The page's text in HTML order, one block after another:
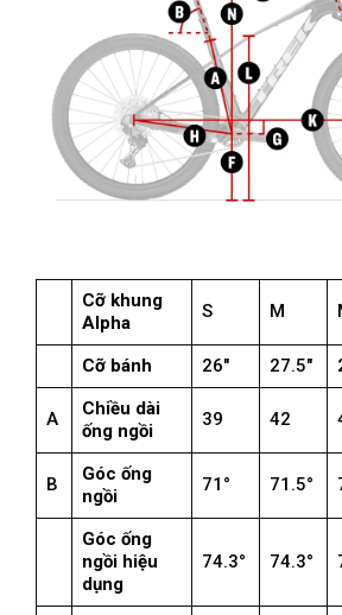
Cỡ khung
Alpha
S M
Cỡ bánh 26″ 27.5″
A
Chiều dài
ống ngồi
39 42
B
Góc ống
ngồi
71° 71.5°
Góc ống
ngồi hiệu
dụng
74.3° 74.3°